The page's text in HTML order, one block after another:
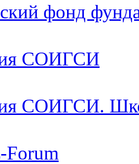
фонд
СОИГСИ
СОИГСИ.
Forum